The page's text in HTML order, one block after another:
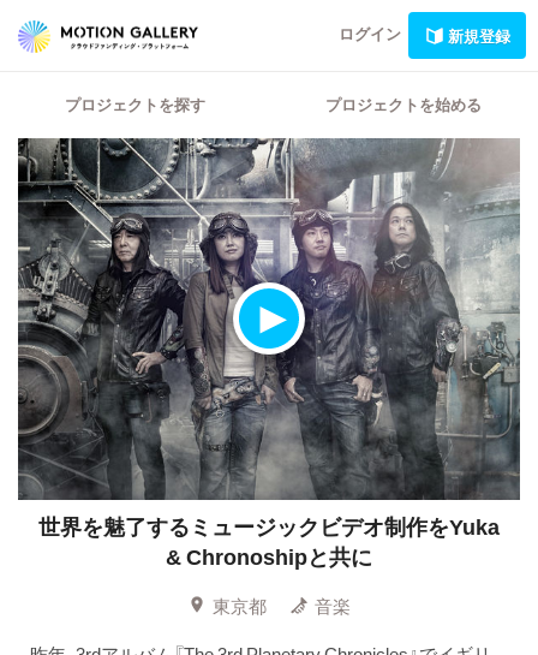
ログイン 新規登録
プロジェクトを探す プロジェクトを始める
世界を魅了するミュージックビデオ制作をYuka
& Chronoshipと共に
東京都
音楽